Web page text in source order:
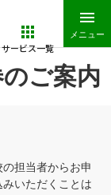
サービス一覧
メニュー
ご案内
担当者からお申
いただくことは